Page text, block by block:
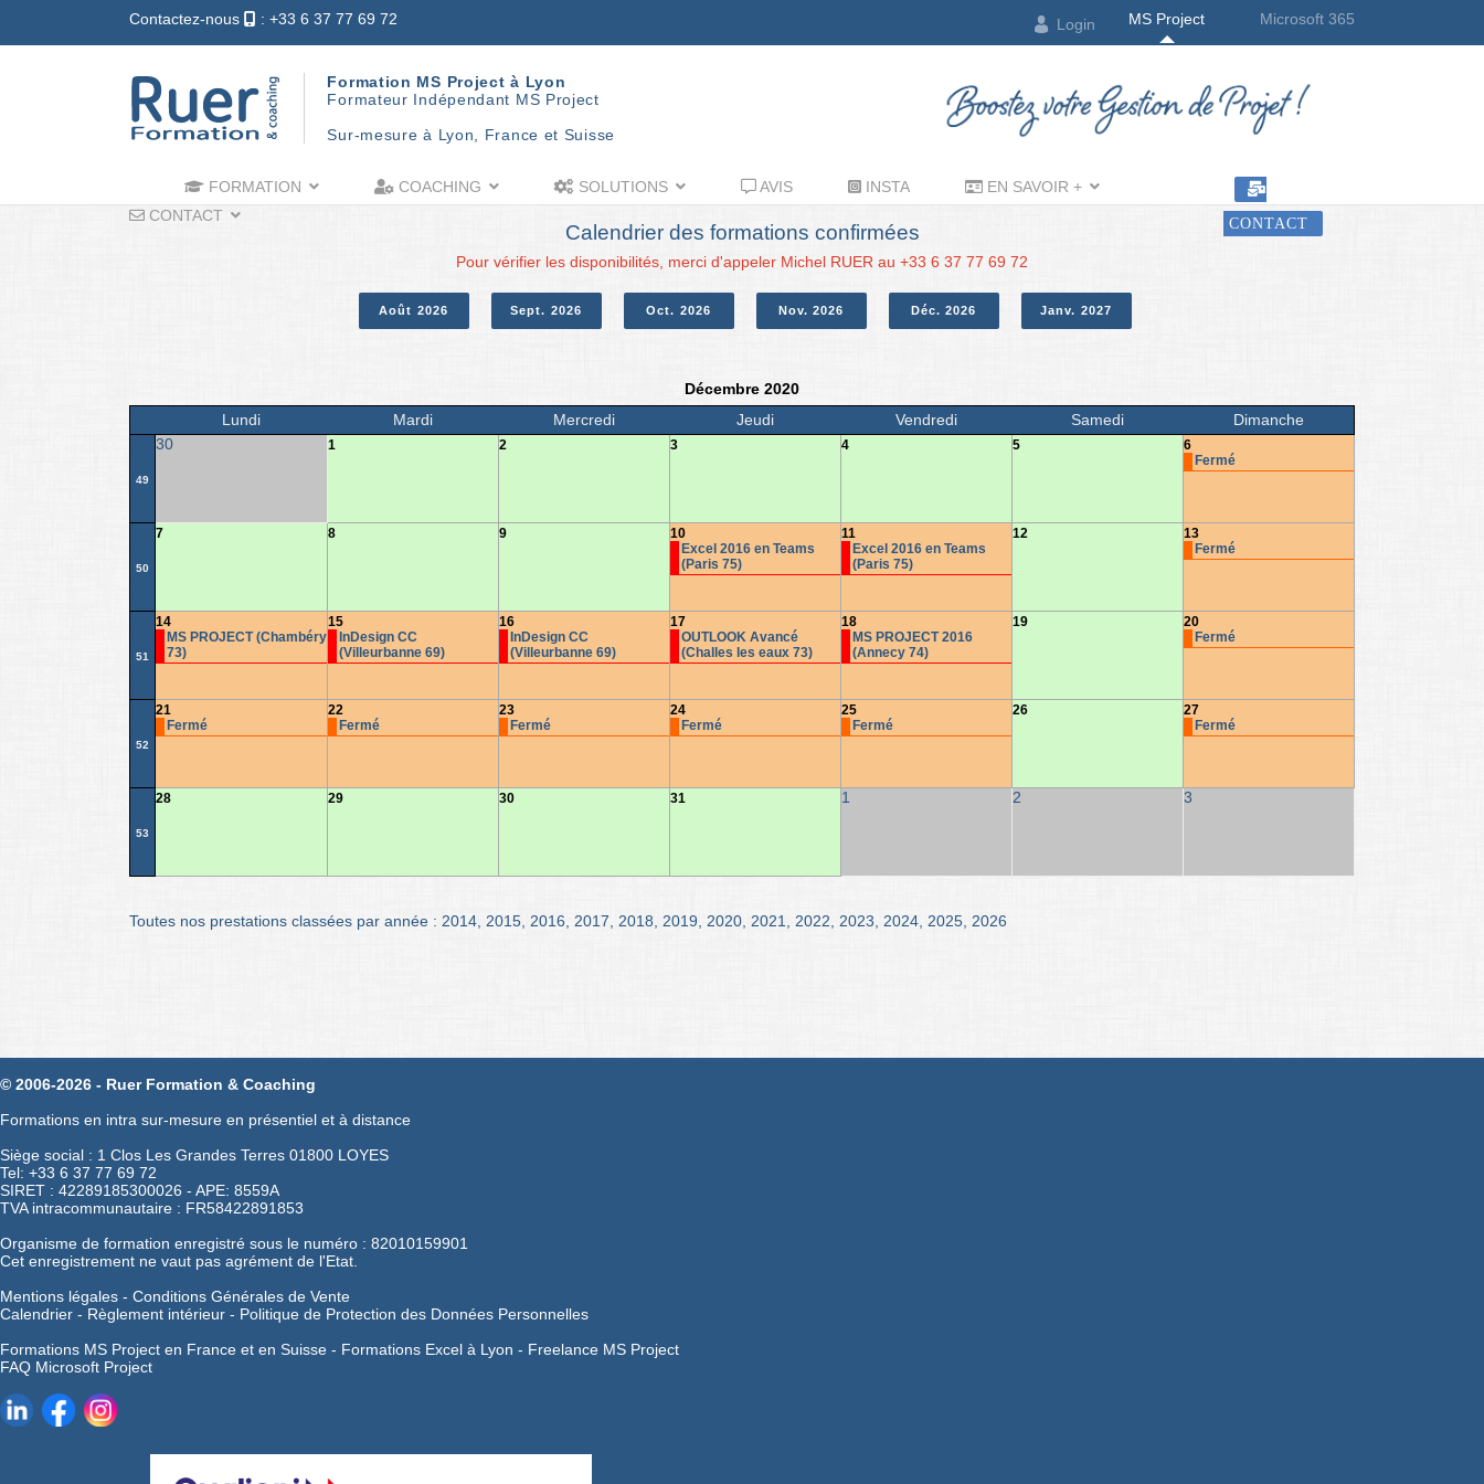
Contactez-nous : +33 6 37 77 69 72 Login MS Project Microsoft 365
Formation MS Project à Lyon
Formateur Indépendant MS Project
Sur-mesure à Lyon, France et Suisse
CONTACT
FORMATION COACHING SOLUTIONS AVIS INSTA
EN SAVOIR +
CONTACT
Calendrier des formations confirmées
Pour vérifier les disponibilités, merci d'appeler Michel RUER au +33 6 37 77 69 72
Août 2026 Sept. 2026 Oct. 2026 Nov. 2026 Déc. 2026 Janv. 2027
Décembre 2020
Lundi
Mardi Mercredi Jeudi Vendredi Samedi Dimanche
49
30 1 2 3 4 5
6
Fermé
50
7 8 9
10
Excel 2016 en Teams
(Paris 75)
11
Excel 2016 en Teams
(Paris 75)
12
13
Fermé
51
14
MS PROJECT (Chambéry
73)
15
InDesign CC
(Villeurbanne 69)
16
InDesign CC
(Villeurbanne 69)
17
OUTLOOK Avancé
(Challes les eaux 73)
18
MS PROJECT 2016
(Annecy 74)
19
20
Fermé
52
21
Fermé
22
Fermé
23
Fermé
24
Fermé
25
Fermé
26
27
Fermé
53
28 29 30 31 1 2 3
Toutes nos prestations classées par année : 2014 2015 2016 2017 2018 2019 2020 2021 2022 2023 2024 2025 2026
© 2006-2026 - Ruer Formation & Coaching
Formations en intra sur-mesure en présentiel et à distance
Siège social : 1 Clos Les Grandes Terres 01800 LOYES
Tel: +33 6 37 77 69 72
SIRET : 42289185300026 - APE: 8559A
TVA intracommunautaire : FR58422891853
Organisme de formation enregistré sous le numéro : 82010159901
Cet enregistrement ne vaut pas agrément de l'Etat.
Mentions légales - Conditions Générales de Vente
Calendrier - Règlement intérieur - Politique de Protection des Données Personnelles
Formations MS Project en France et en Suisse - Formations Excel à Lyon - Freelance MS Project
FAQ Microsoft Project